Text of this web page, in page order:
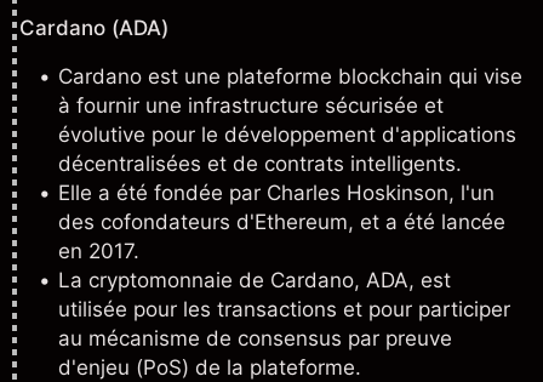
Cardano (ADA)
Cardano est une plateforme blockchain qui vise
à fournir une infrastructure sécurisée et
évolutive pour le développement d'applications
décentralisées et de contrats intelligents.
Elle a été fondée par Charles Hoskinson, l'un
des cofondateurs d'Ethereum, et a été lancée
en 2017.
La cryptomonnaie de Cardano, ADA, est
utilisée pour les transactions et pour participer
au mécanisme de consensus par preuve
d'enjeu (PoS) de la plateforme.